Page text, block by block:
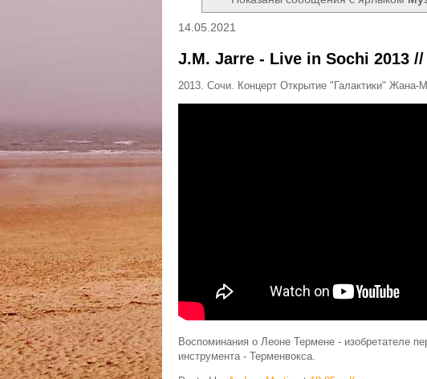
14.05.2021
J.M. Jarre - Live in Sochi 2013
2013. Сочи. Концерт Открытие "Галактики" Жана-
Воспоминания о Леоне Термене - изобретателе
инструмента - Терменвокса.